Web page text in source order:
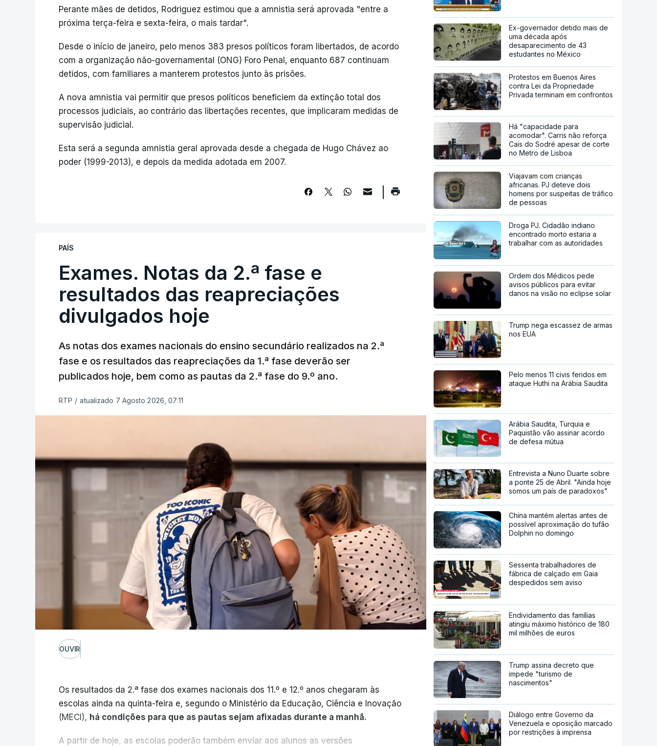
Perante mães de detidos, Rodriguez estimou que a amnistia será aprovada "entre a
próxima terça-feira e sexta-feira, o mais tardar".
Desde o início de janeiro, pelo menos 383 presos políticos foram libertados, de acordo
com a organização não-governamental (ONG) Foro Penal, enquanto 687 continuam
detidos, com familiares a manterem protestos junto às prisões.
A nova amnistia vai permitir que presos políticos beneficiem da extinção total dos
processos judiciais, ao contrário das libertações recentes, que implicaram medidas de
supervisão judicial.
Esta será a segunda amnistia geral aprovada desde a chegada de Hugo Chávez ao
poder (1999-2013), e depois da medida adotada em 2007.
PAÍS
Exames. Notas da 2.ª fase e
resultados das reapreciações
divulgados hoje
As notas dos exames nacionais do ensino secundário realizados na 2.ª
fase e os resultados das reapreciações da 1.ª fase deverão ser
publicados hoje, bem como as pautas da 2.ª fase do 9.º ano.
RTP / atualizado 7 Agosto 2026, 07:11
OUVIR
Os resultados da 2.ª fase dos exames nacionais dos 11.º e 12.º anos chegaram às
escolas ainda na quinta-feira e, segundo o Ministério da Educação, Ciência e Inovação
(MECI), há condições para que as pautas sejam afixadas durante a manhã.
A partir de hoje, as escolas poderão também enviar aos alunos as versões
Ex-governador detido mais de
uma década após
desaparecimento de 43
estudantes no México
Protestos em Buenos Aires
contra Lei da Propriedade
Privada terminam em confrontos
Há "capacidade para
acomodar". Carris não reforça
Cais do Sodré apesar de corte
no Metro de Lisboa
Viajavam com crianças
africanas. PJ deteve dois
homens por suspeitas de tráfico
de pessoas
Droga PJ. Cidadão indiano
encontrado morto estaria a
trabalhar com as autoridades
Ordem dos Médicos pede
avisos públicos para evitar
danos na visão no eclipse solar
Trump nega escassez de armas
nos EUA
Pelo menos 11 civis feridos em
ataque Huthi na Arábia Saudita
Arábia Saudita, Turquia e
Paquistão vão assinar acordo
de defesa mútua
Entrevista a Nuno Duarte sobre
a ponte 25 de Abril. "Ainda hoje
somos um país de paradoxos"
China mantém alertas antes de
possível aproximação do tufão
Dolphin no domingo
Sessenta trabalhadores de
fábrica de calçado em Gaia
despedidos sem aviso
Endividamento das famílias
atingiu máximo histórico de 180
mil milhões de euros
Trump assina decreto que
impede "turismo de
nascimentos"
Diálogo entre Governo da
Venezuela e oposição marcado
por restrições à imprensa